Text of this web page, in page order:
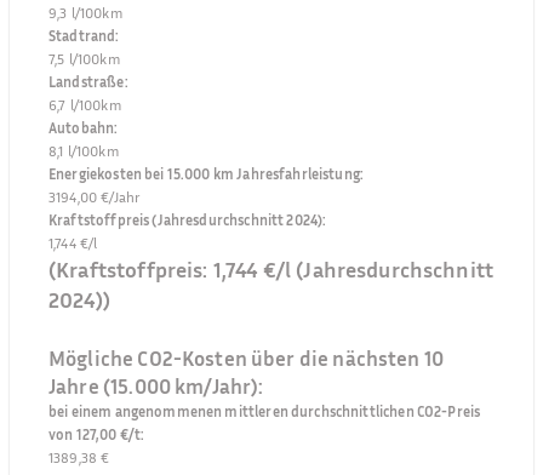
9,3 l/100km
Stadtrand:
7,5 l/100km
Landstraße:
6,7 l/100km
Autobahn:
8,1 l/100km
Energiekosten bei 15.000 km Jahresfahrleistung:
3194,00 €/Jahr
Kraftstoffpreis (Jahresdurchschnitt 2024):
1,744 €/l
(Kraftstoffpreis: 1,744 €/l (Jahresdurchschnitt
2024))
Mögliche CO2-Kosten über die nächsten 10
Jahre (15.000 km/Jahr):
bei einem angenommenen mittleren durchschnittlichen CO2-Preis
von 127,00 €/t:
1389,38 €